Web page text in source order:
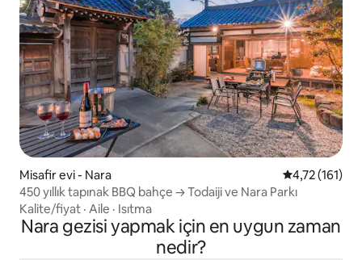
Misafir evi - Nara 5 üzerinden
4,72 (161)
450 yıllık tapınak BBQ bahçe → Todaiji ve Nara Parkı
Kalite/fiyat · Aile · Isıtma
Nara gezisi yapmak için en uygun zaman
nedir?